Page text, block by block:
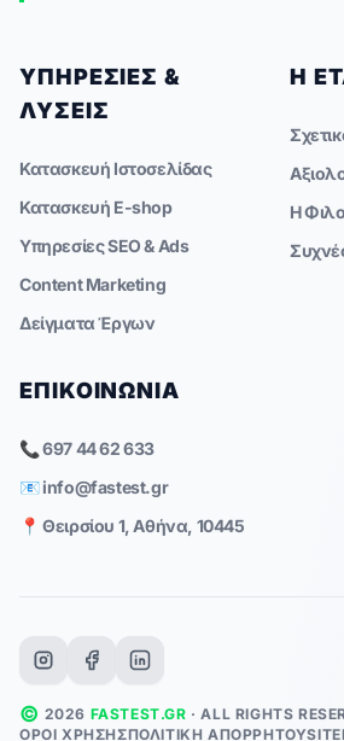
ΥΠΗΡΕΣΊΕΣ &
ΛΎΣΕΙΣ
Κατασκευή Ιστοσελίδας
Κατασκευή E-shop
Υπηρεσίες SEO & Ads
Content Marketing
Δείγματα Έργων
Η
Η
ΕΠΙΚΟΙΝΩΝΊΑ
📞 697 44 62 633
📧info@fastest.gr
📍 Θειρσίου 1, Αθήνα, 10445
© 2026 FASTEST.GR · ALL RIGHTS
ΌΡΟΙ ΧΡΉΣΗΣΠΟΛΙΤΙΚΉ ΑΠΟΡΡΉΤΟΥ